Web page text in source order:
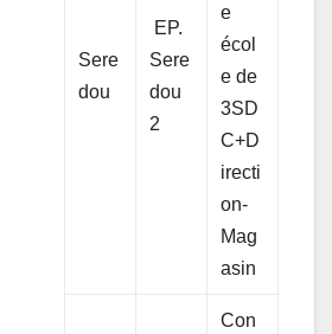
Sere
dou
EP.
Sere
dou
2
e
écol
e de
3SD
C+D
irecti
on-
Mag
asin
Con